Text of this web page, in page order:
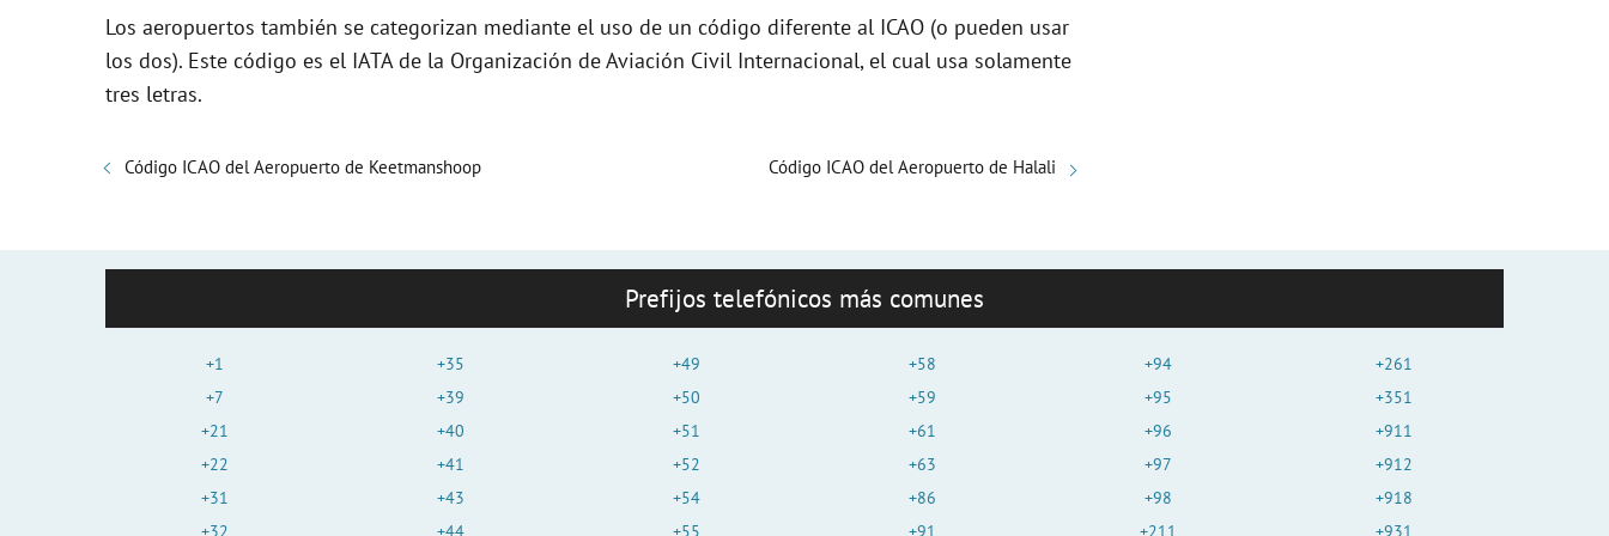
e
Los aeropuertos también se categorizan mediante el uso de un código diferente al ICAO (o pueden usar
los dos). Este código es el IATA de la Organización de Aviación Civil Internacional, el cual usa solamente
tres letras.
Código ICAO del Aeropuerto de Keetmanshoop Código ICAO del Aeropuerto de Halali
Prefijos telefónicos más comunes
+1
+7
+21
+22
+31
+32
+35
+39
+40
+41
+43
+44
+49
+50
+51
+52
+54
+55
+58
+59
+61
+63
+86
+91
+94
+95
+96
+97
+98
+211
+261
+351
+911
+912
+918
+931